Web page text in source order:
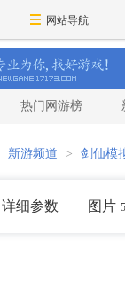
网站导航
热门网游榜
新游频道 > 剑仙模
详细参数 图片 5